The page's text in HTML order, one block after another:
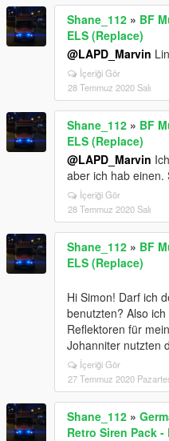
Shane_112 » BF
ELS (Replace)
@LAPD_Marvin
İçeriği Gör
28 Temmuz 2020 Salı
Shane_112 » BF
ELS (Replace)
@LAPD_Marvin
aber ich hab einen.
İçeriği Gör
28 Temmuz 2020 Salı
Shane_112 » BF
ELS (Replace)
Hi Simon! Darf ich
benutzten? Also
Reflektoren für
Johanniter nutzten
İçeriği Gör
27 Temmuz 2020
Shane_112 »
Retro Siren Pack